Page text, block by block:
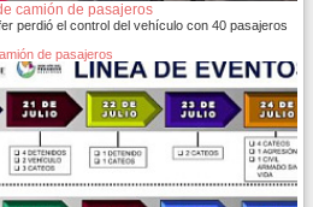
camión de pasajeros
perdió el control del vehículo con 40 pasajeros
de pasajeros